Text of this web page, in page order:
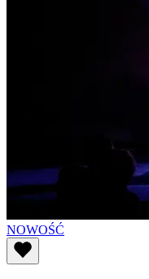
NOWOŚĆ